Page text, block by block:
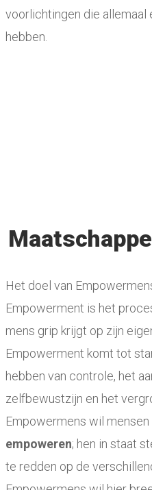
voorlichtingen die allemaal
hebben.
Het doel van
Empowerment is het
mens grip krijgt op zijn
Empowerment komt tot
hebben van controle, het
zelfbewustzijn en het
Empowermens wil
empoweren; hen in staat
te redden op de